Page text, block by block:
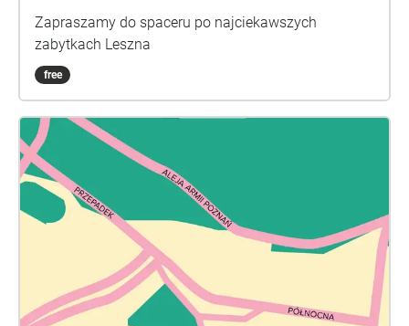
Zapraszamy do spaceru po najciekawszych
zabytkach Leszna
free